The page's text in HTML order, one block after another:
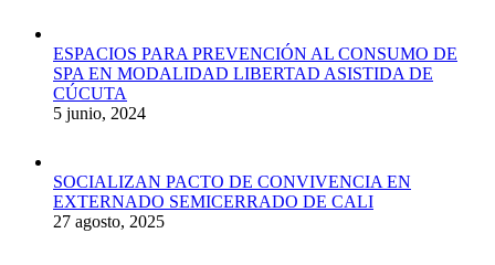
ESPACIOS PARA PREVENCIÓN AL CONSUMO DE
SPA EN MODALIDAD LIBERTAD ASISTIDA DE
CÚCUTA
5 junio, 2024
SOCIALIZAN PACTO DE CONVIVENCIA EN
EXTERNADO SEMICERRADO DE CALI
27 agosto, 2025